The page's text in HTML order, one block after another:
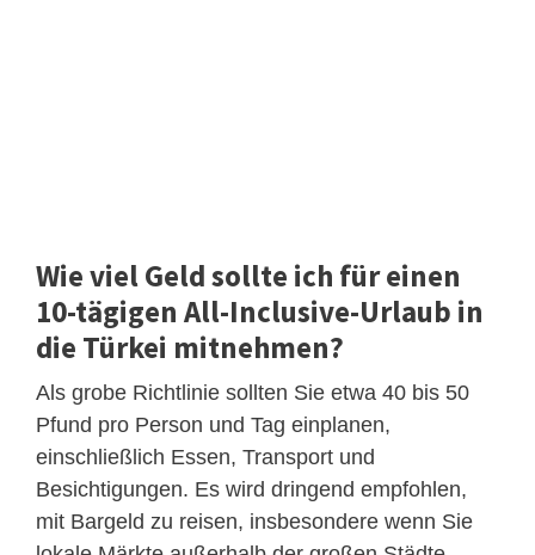
Wie viel Geld sollte ich für einen
10-tägigen All-Inclusive-Urlaub in
die Türkei mitnehmen?
Als grobe Richtlinie sollten Sie etwa 40 bis 50
Pfund pro Person und Tag einplanen,
einschließlich Essen, Transport und
Besichtigungen. Es wird dringend empfohlen,
mit Bargeld zu reisen, insbesondere wenn Sie